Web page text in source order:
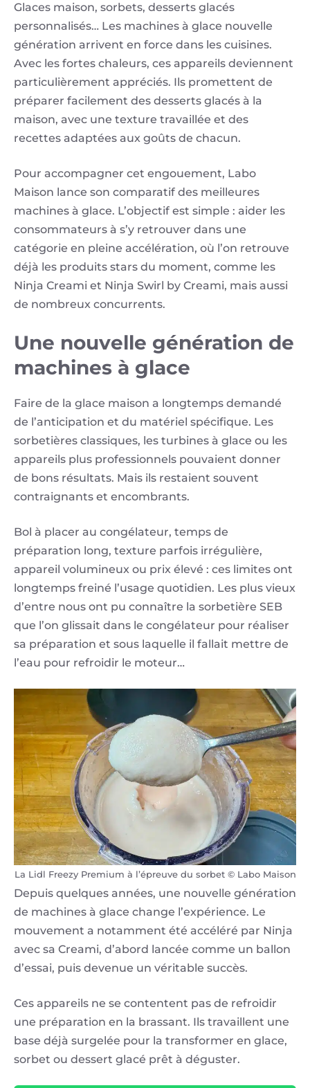
Glaces maison, sorbets, desserts glacés
personnalisés… Les machines à glace nouvelle
génération arrivent en force dans les cuisines.
Avec les fortes chaleurs, ces appareils deviennent
particulièrement appréciés. Ils promettent de
préparer facilement des desserts glacés à la
maison, avec une texture travaillée et des
recettes adaptées aux goûts de chacun.
Pour accompagner cet engouement, Labo
Maison lance son comparatif des meilleures
machines à glace. L’objectif est simple : aider les
consommateurs à s’y retrouver dans une
catégorie en pleine accélération, où l’on retrouve
déjà les produits stars du moment, comme les
Ninja Creami et Ninja Swirl by Creami, mais aussi
de nombreux concurrents.
Une nouvelle génération de
machines à glace
Faire de la glace maison a longtemps demandé
de l’anticipation et du matériel spécifique. Les
sorbetières classiques, les turbines à glace ou les
appareils plus professionnels pouvaient donner
de bons résultats. Mais ils restaient souvent
contraignants et encombrants.
Bol à placer au congélateur, temps de
préparation long, texture parfois irrégulière,
appareil volumineux ou prix élevé : ces limites ont
longtemps freiné l’usage quotidien. Les plus vieux
d’entre nous ont pu connaître la sorbetière SEB
que l’on glissait dans le congélateur pour réaliser
sa préparation et sous laquelle il fallait mettre de
l’eau pour refroidir le moteur…
La Lidl Freezy Premium à l’épreuve du sorbet © Labo Maison
Depuis quelques années, une nouvelle génération
de machines à glace change l’expérience. Le
mouvement a notamment été accéléré par Ninja
avec sa Creami, d’abord lancée comme un ballon
d’essai, puis devenue un véritable succès.
Ces appareils ne se contentent pas de refroidir
une préparation en la brassant. Ils travaillent une
base déjà surgelée pour la transformer en glace,
sorbet ou dessert glacé prêt à déguster.